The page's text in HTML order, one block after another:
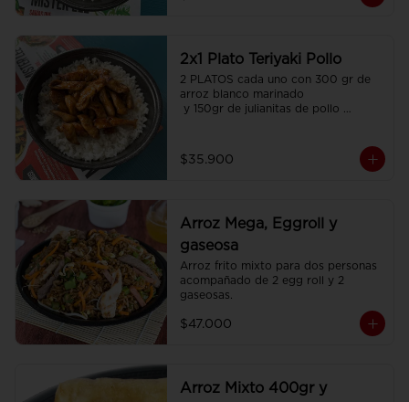
2x1 Plato Teriyaki Pollo
2 PLATOS cada uno con 300 gr de
arroz blanco marinado
y 150gr de julianitas de pollo
$35.900
Arroz Mega, Eggroll y
gaseosa
Arroz frito mixto para dos personas
acompañado de 2 egg roll y 2
gaseosas.
$47.000
Arroz Mixto 400gr y